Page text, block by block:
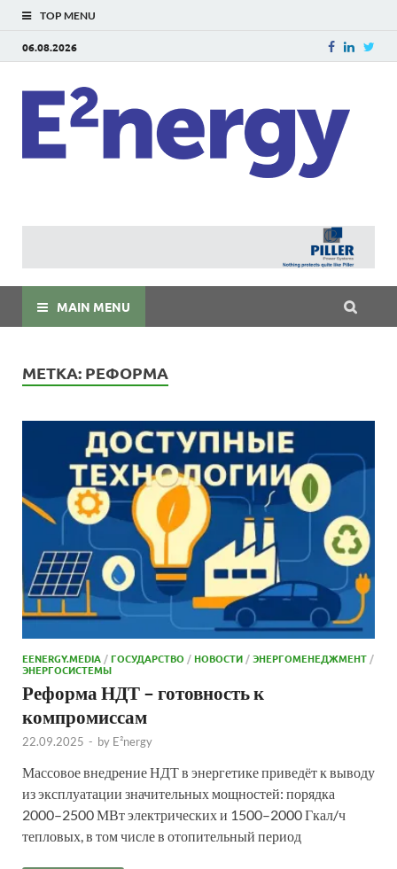
TOP MENU
06.08.2026
MAIN MENU
МЕТКА: РЕФОРМА
EENERGY.MEDIA /ГОСУДАРСТВО /НОВОСТИ /ЭНЕРГОМЕНЕДЖМЕНТ /
ЭНЕРГОСИСТЕМЫ
Реформа НДТ – готовность к
компромиссам
22.09.2025 - by E²nergy
Массовое внедрение НДТ в энергетике приведёт к выводу
из эксплуатации значительных мощностей: порядка
2000–2500 МВт электрических и 1500–2000 Гкал/ч
тепловых, в том числе в отопительный период